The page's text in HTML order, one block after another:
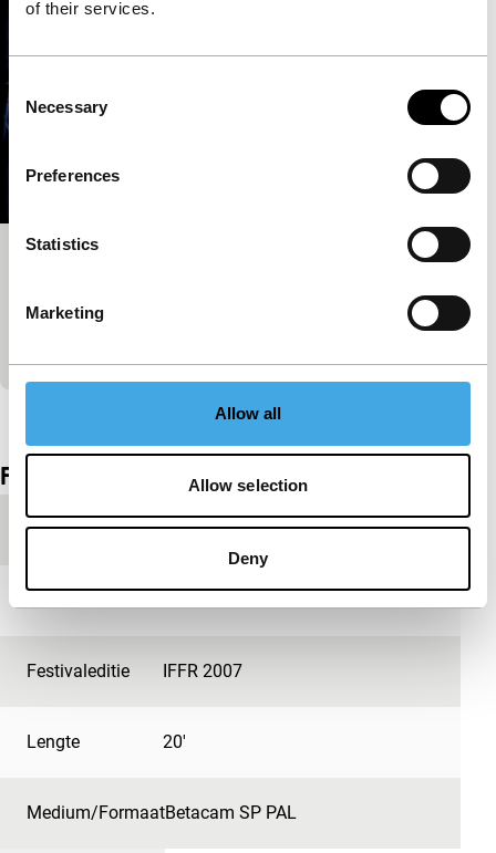
of their services.
Consent
Selection
Necessary
Preferences
Statistics
Marketing
Allow all
Allow selection
Deny
De geliefde is verlaten, de stad biedt geen troost
Bekijk het hele programma
Film details
Productieland Duitsland
Festivaleditie IFFR 2007
Lengte 20'
Medium/FormaatBetacam SP PAL